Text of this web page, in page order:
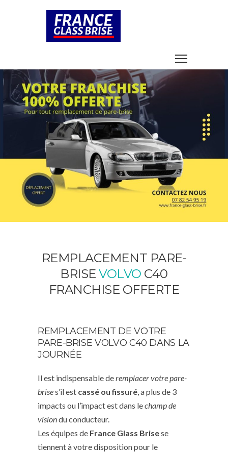
REMPLACEMENT PARE-
BRISEVOLVO C40
FRANCHISE OFFERTE
REMPLACEMENT DE VOTRE
PARE-BRISE VOLVO C40 DANS LA
JOURNÉE
Il est indispensable deremplacer votre pare-
brises’il est cassé ou fissuré , a plus de 3
impacts ou l’impact est dans lechamp de
visiondu conducteur.
Les équipes de France Glass Brisese
tiennent à votre disposition pour le